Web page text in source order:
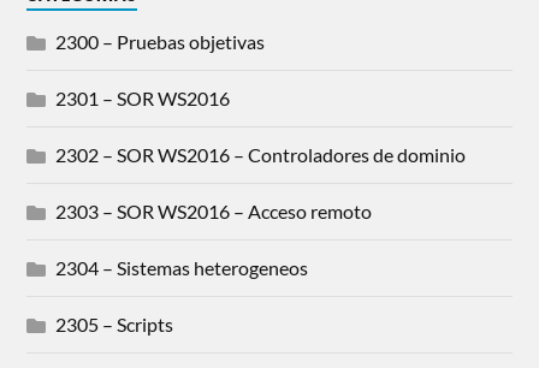
2300 – Pruebas objetivas
2301 – SOR WS2016
2302 – SOR WS2016 – Controladores de dominio
2303 – SOR WS2016 – Acceso remoto
2304 – Sistemas heterogeneos
2305 – Scripts